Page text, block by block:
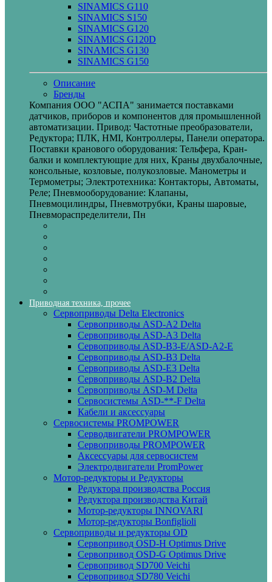
SINAMICS G110
SINAMICS S150
SINAMICS G120
SINAMICS G120D
SINAMICS G130
SINAMICS G150
Описание
Бренды
Компания ООО "АСПА" занимается поставками
датчиков, приборов и компонентов для промышленной
автоматизации. Привод: Частотные преобразователи,
Редуктора; ПЛК, HMI, Контроллеры, Панели оператора.
Поставки кранового оборудования: Тельфера, Кран-
балки и комплектующие для них, Краны двухбалочные,
консольные, козловые, полукозловые. Манометры и
Термометры; Электротехника: Контакторы, Автоматы,
Реле; Пневмооборудование: Клапаны,
Пневмоцилиндры, Пневмотрубки, Краны шаровые,
Пневмораспределители, Пн
Приводная техника, прочее
Сервоприводы Delta Electronics
Сервоприводы ASD-A2 Delta
Сервоприводы ASD-A3 Delta
Сервоприводы ASD-B3-E/ASD-A2-E
Сервоприводы ASD-B3 Delta
Сервоприводы ASD-E3 Delta
Сервоприводы ASD-B2 Delta
Сервоприводы ASD-M Delta
Сервосистемы ASD-**-F Delta
Кабели и аксессуары
Сервосистемы PROMPOWER
Серводвигатели PROMPOWER
Сервоприводы PROMPOWER
Аксессуары для сервосистем
Электродвигатели PromPower
Мотор-редукторы и Редукторы
Редуктора производства Россия
Редуктора производства Китай
Мотор-редукторы INNOVARI
Мотор-редукторы Bonfiglioli
Сервоприводы и редукторы OD
Сервопривод OSD-H Optimus Drive
Сервопривод OSD-G Optimus Drive
Сервопривод SD700 Veichi
Сервопривод SD780 Veichi